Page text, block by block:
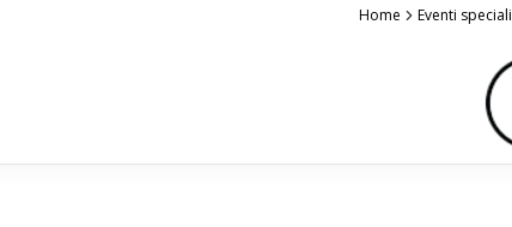
Home Eventi speciali